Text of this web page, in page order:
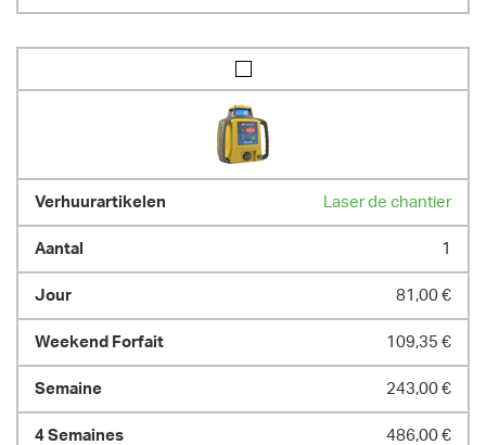
Laser de chantier
1
81,00 €
109,35 €
243,00 €
486,00 €